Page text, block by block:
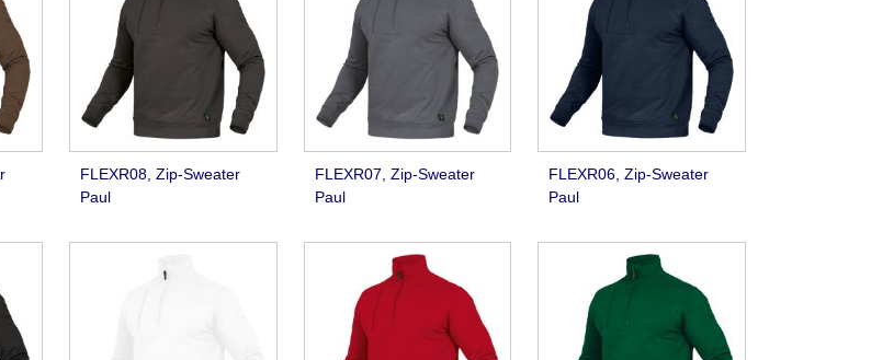
FLEXR08, Zip-Sweater
Paul
FLEXR07, Zip-Sweater
Paul
FLEXR06, Zip-Sweater
Paul